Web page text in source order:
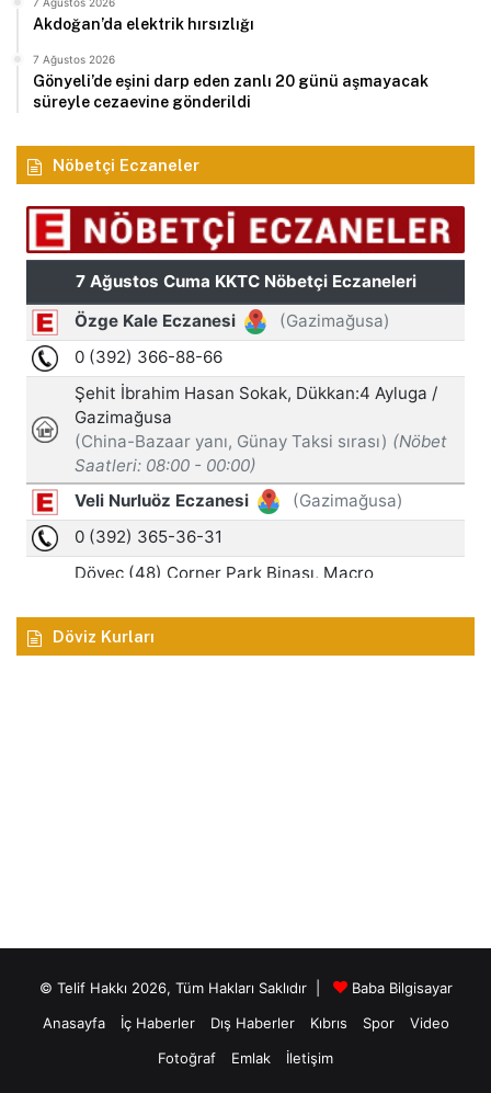
Akdoğan’da elektrik hırsızlığı
7 Ağustos 2026
Gönyeli’de eşini darp eden zanlı 20 günü aşmayacak
süreyle cezaevine gönderildi
Nöbetçi Eczaneler
Döviz Kurları
© Telif Hakkı 2026, Tüm Hakları Saklıdır |
Baba Bilgisayar
Anasayfa
İç Haberler Dış Haberler Kıbrıs Spor
Video
Fotoğraf
Emlak İletişim